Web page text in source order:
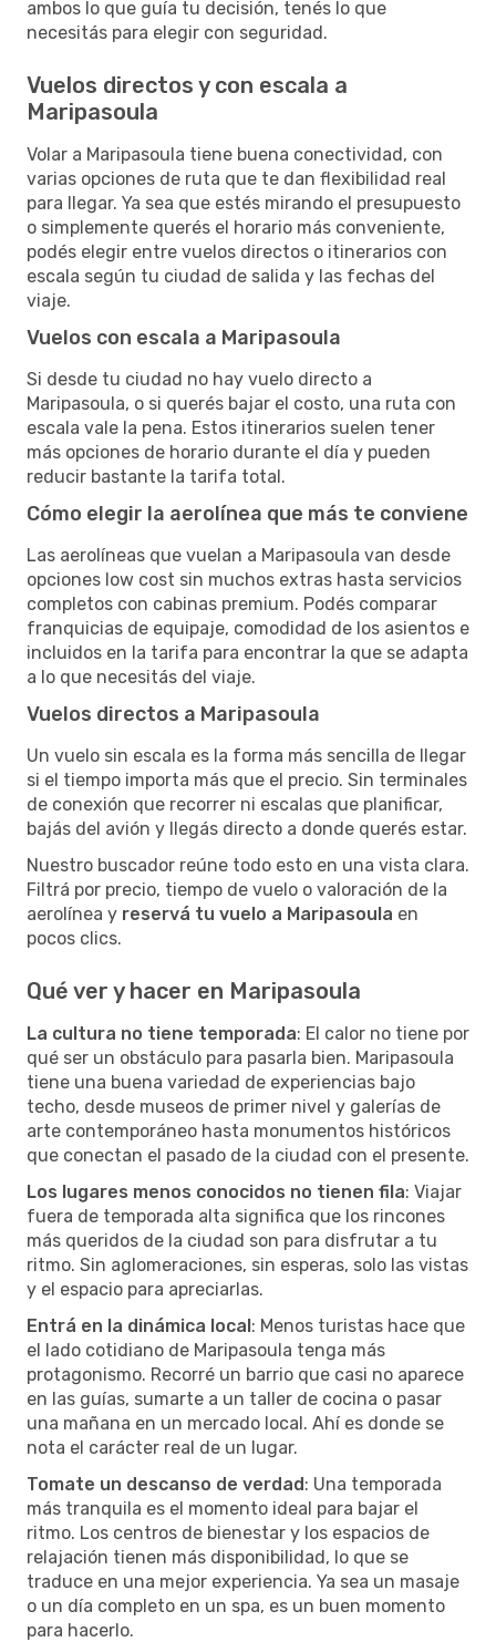
ambos lo que guía tu decisión, tenés lo que
necesitás para elegir con seguridad.
Vuelos directos y con escala a
Maripasoula
Volar a Maripasoula tiene buena conectividad, con
varias opciones de ruta que te dan flexibilidad real
para llegar. Ya sea que estés mirando el presupuesto
o simplemente querés el horario más conveniente,
podés elegir entre vuelos directos o itinerarios con
escala según tu ciudad de salida y las fechas del
viaje.
Vuelos con escala a Maripasoula
Si desde tu ciudad no hay vuelo directo a
Maripasoula, o si querés bajar el costo, una ruta con
escala vale la pena. Estos itinerarios suelen tener
más opciones de horario durante el día y pueden
reducir bastante la tarifa total.
Cómo elegir la aerolínea que más te conviene
Las aerolíneas que vuelan a Maripasoula van desde
opciones low cost sin muchos extras hasta servicios
completos con cabinas premium. Podés comparar
franquicias de equipaje, comodidad de los asientos e
incluidos en la tarifa para encontrar la que se adapta
a lo que necesitás del viaje.
Vuelos directos a Maripasoula
Un vuelo sin escala es la forma más sencilla de llegar
si el tiempo importa más que el precio. Sin terminales
de conexión que recorrer ni escalas que planificar,
bajás del avión y llegás directo a donde querés estar.
Nuestro buscador reúne todo esto en una vista clara.
Filtrá por precio, tiempo de vuelo o valoración de la
aerolínea y reservá tu vuelo a Maripasoula en
pocos clics.
Qué ver y hacer en Maripasoula
La cultura no tiene temporada: El calor no tiene por
qué ser un obstáculo para pasarla bien. Maripasoula
tiene una buena variedad de experiencias bajo
techo, desde museos de primer nivel y galerías de
arte contemporáneo hasta monumentos históricos
que conectan el pasado de la ciudad con el presente.
Los lugares menos conocidos no tienen fila: Viajar
fuera de temporada alta significa que los rincones
más queridos de la ciudad son para disfrutar a tu
ritmo. Sin aglomeraciones, sin esperas, solo las vistas
y el espacio para apreciarlas.
Entrá en la dinámica local: Menos turistas hace que
el lado cotidiano de Maripasoula tenga más
protagonismo. Recorré un barrio que casi no aparece
en las guías, sumarte a un taller de cocina o pasar
una mañana en un mercado local. Ahí es donde se
nota el carácter real de un lugar.
Tomate un descanso de verdad: Una temporada
más tranquila es el momento ideal para bajar el
ritmo. Los centros de bienestar y los espacios de
relajación tienen más disponibilidad, lo que se
traduce en una mejor experiencia. Ya sea un masaje
o un día completo en un spa, es un buen momento
para hacerlo.